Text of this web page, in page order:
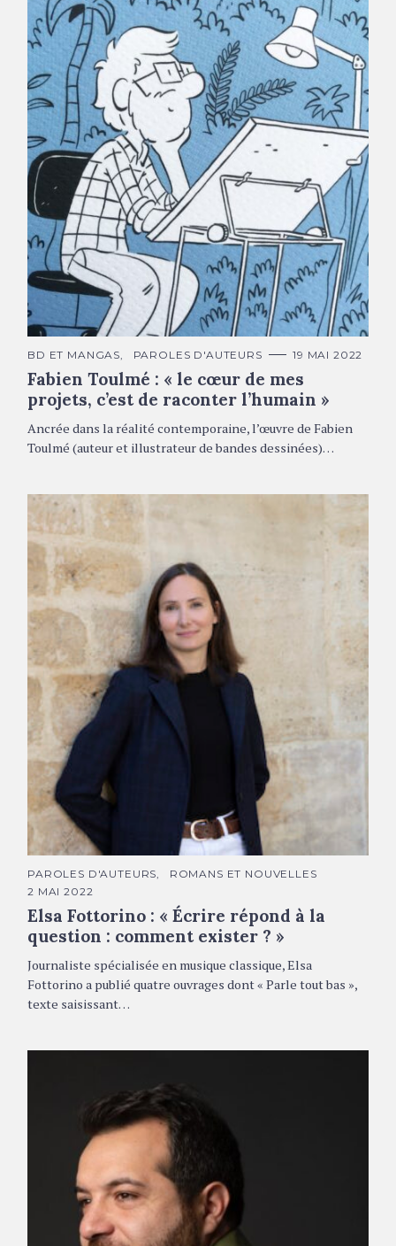
Autoportrait en dessin © F. Toulmé
C
T
É
G
O
R
I
E
BD ET MANGAS PAROLES D'AUTEURS 19 MAI 2022
Fabien Toulmé : « le cœur de mes
projets, c’est de raconter l’humain »
Ancrée dans la réalité contemporaine, l’œuvre de Fabien
Toulmé (auteur et illustrateur de bandes dessinées)…
Elsa Fottorino © F. Mantovani
C
T
É
G
O
R
E
PAROLES D'AUTEURS
ROMANS ET NOUVELLES
2 MAI 2022
Elsa Fottorino : « Écrire répond à la
question : comment exister ? »
Journaliste spécialisée en musique classique, Elsa
Fottorino a publié quatre ouvrages dont « Parle tout bas »,
texte saisissant…